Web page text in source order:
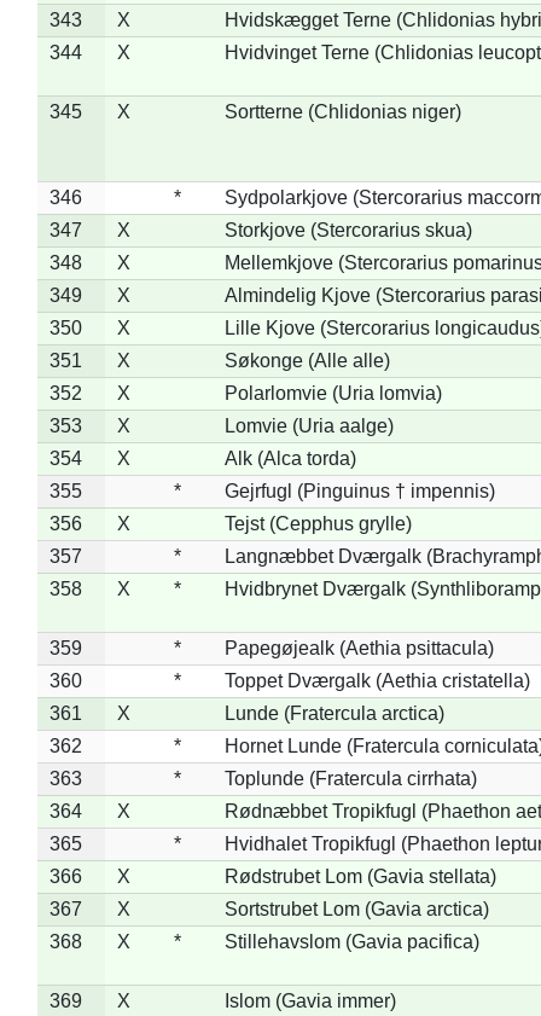
343 X
Hvidskægget Terne (Chlidonias
344
X Hvidvinget Terne (Chlidonias
345 X Sortterne (Chlidonias niger)
346 *
Sydpolarkjove (Stercorarius
347
X
Storkjove (Stercorarius skua)
348
X
Mellemkjove (Stercorarius
349
X
Almindelig Kjove (Stercorarius
350
X
Lille Kjove (Stercorarius
351
X
Søkonge (Alle alle)
352
X
Polarlomvie (Uria lomvia)
353
X
Lomvie (Uria aalge)
354
X
Alk (Alca torda)
355
*
Gejrfugl (Pinguinus † impennis)
356
X
Tejst (Cepphus grylle)
357
*
Langnæbbet Dværgalk
358
X * Hvidbrynet Dværgalk
359 *
Papegøjealk (Aethia psittacula)
360
*
Toppet Dværgalk (Aethia cristatella)
361
X
Lunde (Fratercula arctica)
362
*
Hornet Lunde (Fratercula
363
*
Toplunde (Fratercula cirrhata)
364
X
Rødnæbbet Tropikfugl (Phaethon
365
*
Hvidhalet Tropikfugl (Phaethon
366
X
Rødstrubet Lom (Gavia stellata)
367
X
Sortstrubet Lom (Gavia arctica)
368
X * Stillehavslom (Gavia pacifica)
369 X Islom (Gavia immer)